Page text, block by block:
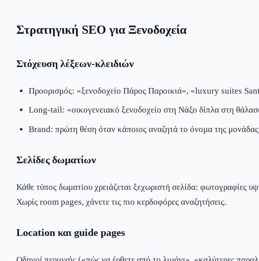
Στρατηγική SEO για Ξενοδοχεία
Στόχευση λέξεων-κλειδιών
Προορισμός: «ξενοδοχείο Πάρος Παροικιά», «luxury suites
Long-tail: «οικογενειακό ξενοδοχείο στη Νάξο δίπλα στη
Brand: πρώτη θέση όταν κάποιος αναζητά το όνομα της
Σελίδες δωματίων
Κάθε τύπος δωματίου χρειάζεται ξεχωριστή σελίδα:
Χωρίς room pages, χάνετε τις πιο κερδοφόρες αναζητήσεις.
Location και guide pages